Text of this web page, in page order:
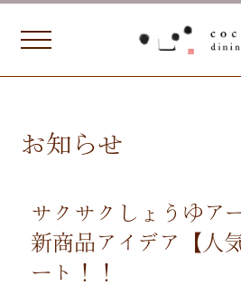
お知らせ
サクサクしょうゆア
新商品アイデア【人
ート！！